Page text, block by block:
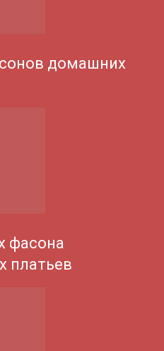
домашних
фасона
платьев